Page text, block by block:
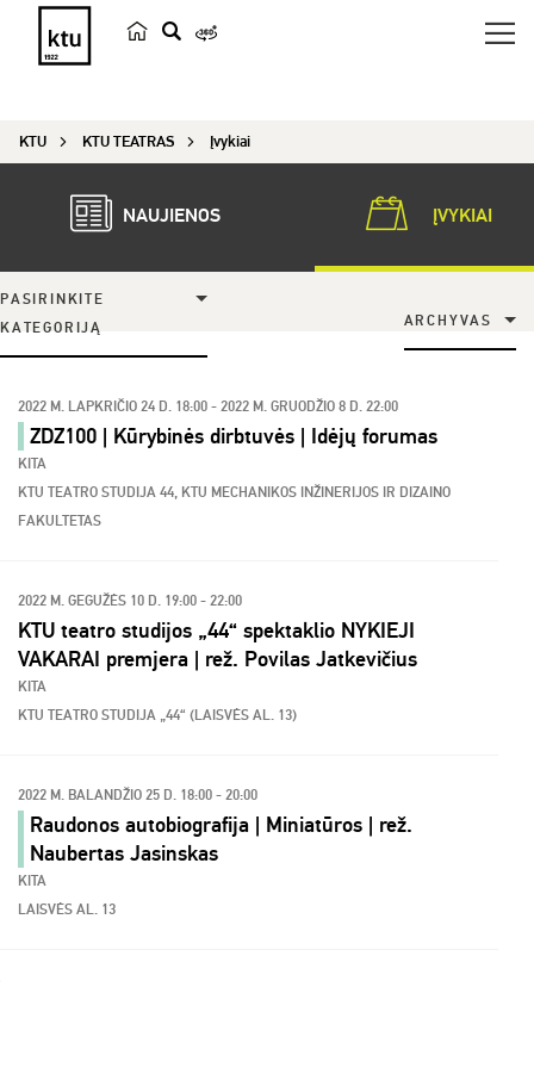
e
k
KTU KTU TEATRAS Įvykiai
NAUJIENOS ĮVYKIAI
PASIRINKITE
KATEGORIJĄ
ARCHYVAS
2022 M. LAPKRIČIO 24 D. 18:00 - 2022 M. GRUODŽIO 8 D. 22:00
ZDZ100 | Kūrybinės dirbtuvės | Idėjų forumas
KITA
KTU TEATRO STUDIJA 44, KTU MECHANIKOS INŽINERIJOS IR DIZAINO
FAKULTETAS
2022 M. GEGUŽĖS 10 D. 19:00 - 22:00
KTU teatro studijos „44“ spektaklio NYKIEJI
VAKARAI premjera | rež. Povilas Jatkevičius
KITA
KTU TEATRO STUDIJA „44“ (LAISVĖS AL. 13)
2022 M. BALANDŽIO 25 D. 18:00 - 20:00
Raudonos autobiografija | Miniatūros | rež.
Naubertas Jasinskas
KITA
LAISVĖS AL. 13